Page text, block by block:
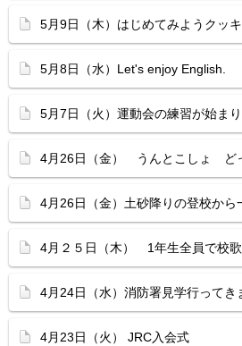
5月9日（木）はじめてみようクッ
5月8日（水）Let's enjoy English.
5月7日（火）運動会の練習が始ま
4月26日（金） うんとこしょ ど
4月26日（金）土砂降りの登校から
4月２５日（木） 1年生全員で校
4月24日（水）消防署見学行ってき
4月23日（火） JRC入会式